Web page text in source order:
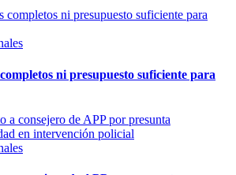
ni presupuesto suficiente para